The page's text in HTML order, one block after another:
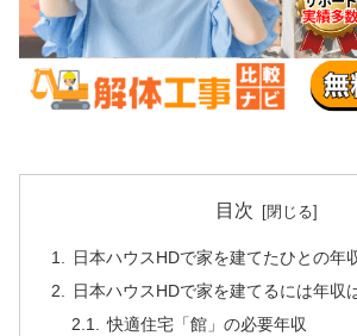
目次
日本ハウスHDで家を建てたひとの年
日本ハウスHDで家を建てるには年収
快適住宅「館」の必要年収